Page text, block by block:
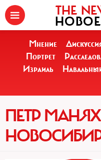
THE
Мнение
Портрет
Израиль
ПЕТР